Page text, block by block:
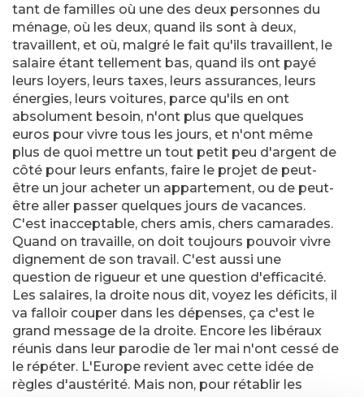
tant de familles où une des deux personnes du
ménage, où les deux, quand ils sont à deux,
travaillent, et où, malgré le fait qu'ils travaillent, le
salaire étant tellement bas, quand ils ont payé
leurs loyers, leurs taxes, leurs assurances, leurs
énergies, leurs voitures, parce qu'ils en ont
absolument besoin, n'ont plus que quelques
euros pour vivre tous les jours, et n'ont même
plus de quoi mettre un tout petit peu d'argent de
côté pour leurs enfants, faire le projet de peut-
être un jour acheter un appartement, ou de peut-
être aller passer quelques jours de vacances.
C'est inacceptable, chers amis, chers camarades.
Quand on travaille, on doit toujours pouvoir vivre
dignement de son travail. C'est aussi une
question de rigueur et une question d'efficacité.
Les salaires, la droite nous dit, voyez les déficits, il
va falloir couper dans les dépenses, ça c'est le
grand message de la droite. Encore les libéraux
réunis dans leur parodie de 1er mai n'ont cessé de
le répéter. L'Europe revient avec cette idée de
règles d'austérité. Mais non, pour rétablir les